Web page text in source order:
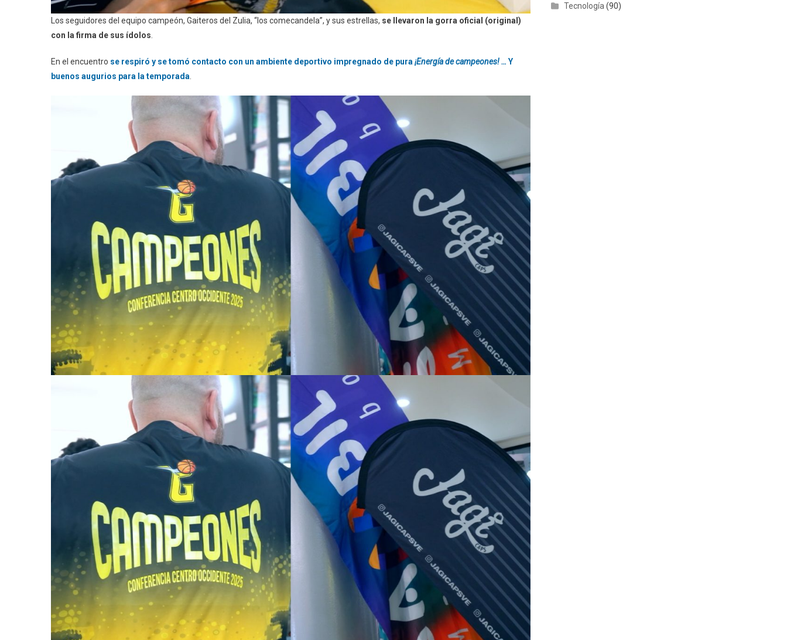
Los seguidores del equipo campeón, Gaiteros del Zulia, “los comecandela”, y sus estrellas, se llevaron la gorra oficial (original)
con la firma de sus ídolos
En el encuentro se respiró y se tomó contacto con un ambiente deportivo impregnado de pura ¡Energía de campeones! … Y
buenos augurios para la temporada
Tecnología (90)